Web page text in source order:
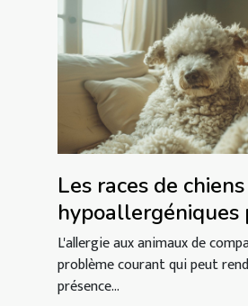
Les races de chiens
hypoallergéniques
foyers sensibles
L'allergie aux animaux de
problème courant qui peut
présence...